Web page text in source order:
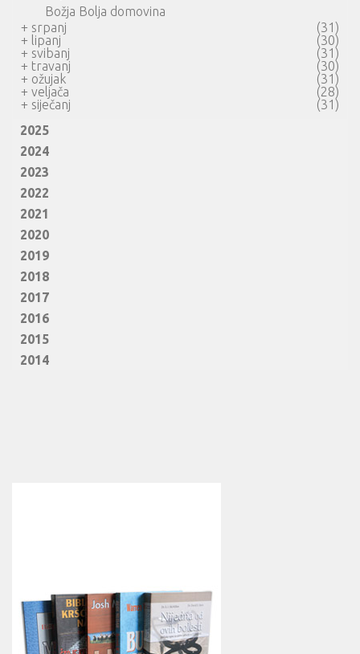
Božja Bolja domovina
+ srpanj
(31)
+ lipanj
(30)
+ svibanj
(31)
+ travanj
(30)
+ ožujak
(31)
+ veljača
(28)
+ siječanj
(31)
2025
2024
2023
2022
2021
2020
2019
2018
2017
2016
2015
2014